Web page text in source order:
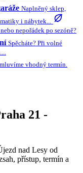
Naplněný sklep,
i nábytek...
nepořádek po sezóně?
Spěcháte? Při volné
vhodný termín.
21 -
nad Lesy od
přístup, termín a